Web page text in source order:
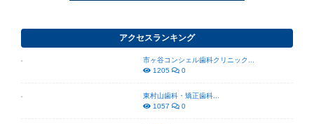
アクセスランキング
市ヶ谷コンシェル歯科クリニック...
1205
0
東村山歯科・矯正歯科...
1057
0